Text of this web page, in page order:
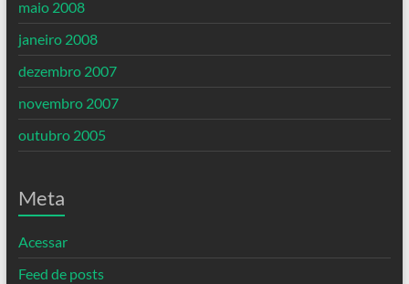
maio 2008
janeiro 2008
dezembro 2007
novembro 2007
outubro 2005
Meta
Acessar
Feed de posts